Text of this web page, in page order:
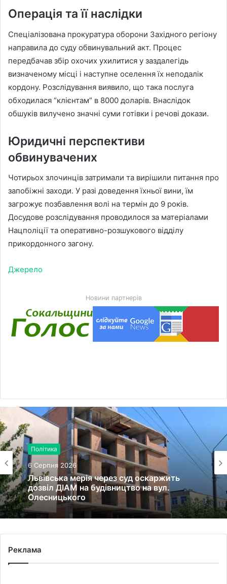
Операція та її наслідки
Спеціалізована прокуратура оборони Західного регіону
направила до суду обвинувальний акт. Процес
передбачав збір охочих ухилитися у заздалегідь
визначеному місці і наступне оселення їх неподалік
кордону. Розслідування виявило, що така послуга
обходилася “клієнтам” в 8000 доларів. Внаслідок
обшуків вилучено значні суми готівки і речові докази.
Юридичні перспективи
обвинувачених
Чотирьох злочинців затримали та вирішили питання про
запобіжні заходи. У разі доведення їхньої вини, їм
загрожує позбавлення волі на термін до 9 років.
Досудове розслідування проводилося за матеріалами
Нацполіції та оперативно-розшукового відділу
прикордонного загону.
Джерело
Новини партнерів
Політика
6 Серпня 2026
Львівська мерія через суд оскаржить
дозвіл ДІАМ на будівництво на вул.
Олесницького
Реклама